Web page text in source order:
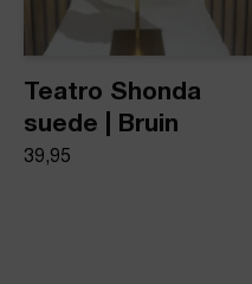
Teatro Shonda
suede | Bruin
39,95